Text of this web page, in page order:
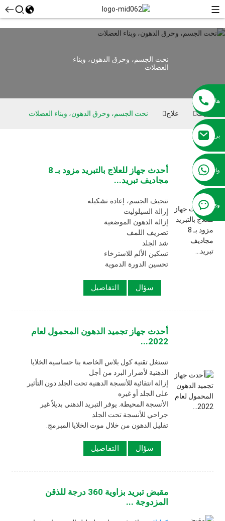
هاتف
بريد
إلكتروني
واتساب
وي
تشات
نحت الجسم، وحرق الدهون، وبناء
العضلات
بيت علاج نحت الجسم، وحرق الدهون، وبناء العضلات
أحدث جهاز للعلاج بالتبريد مزود بـ 8
مجاديف تبريد...
تنحيف الجسم، إعادة تشكيله
إزالة السيلوليت
إزالة الدهون الموضعية
تصريف اللمف
شد الجلد
تسكين الألم للاسترخاء
تحسين الدورة الدموية
سؤال التفاصيل
أحدث جهاز تجميد الدهون المحمول لعام
2022...
تستغل تقنية كول بلاس الخاصة بنا حساسية الخلايا
الدهنية لأضرار البرد من أجل
إزالة انتقائية للأنسجة الدهنية تحت الجلد دون التأثير
على الجلد أو غيره
الأنسجة المحيطة. يوفر التبريد الدهني بديلاً غير
جراحي للأنسجة تحت الجلد
تقليل الدهون من خلال موت الخلايا المبرمج.
سؤال التفاصيل
مقبض تبريد بزاوية 360 درجة للذقن
المزدوجة ...